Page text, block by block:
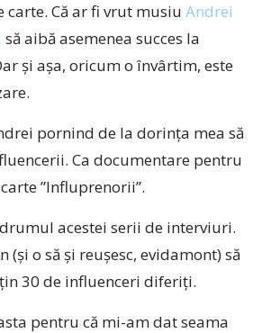
carte. Că ar fi vrut musiu Andrei
să aibă asemenea succes la
și așa, oricum o învârtim, este
pornind de la dorința mea să
Ca documentare pentru
”Influprenorii”.
acestei serii de interviuri.
(și o să și reușesc, evidamont) să
30 de influenceri diferiți.
pentru că mi-am dat seama